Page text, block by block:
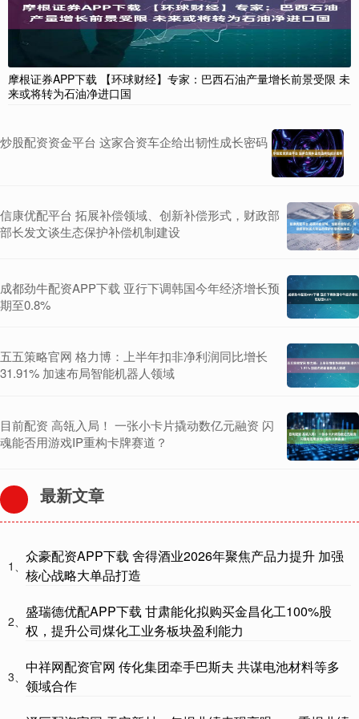
摩根证券APP下载 【环球财经】专家：巴西石油产量增长前景受限 未
来或将转为石油净进口国
炒股配资资金平台 这家合资车企给出韧性成长密码
信康优配平台 拓展补偿领域、创新补偿形式，财政部
部长发文谈生态保护补偿机制建设
成都劲牛配资APP下载 亚行下调韩国今年经济增长预
期至0.8%
五五策略官网 格力博：上半年扣非净利润同比增长
31.91% 加速布局智能机器人领域
目前配资 高瓴入局！ 一张小卡片撬动数亿元融资 闪
魂能否用游戏IP重构卡牌赛道？
最新文章
1、
众豪配资APP下载 舍得酒业2026年聚焦产品力提升 加强
核心战略大单品打造
2、
盛瑞德优配APP下载 甘肃能化拟购买金昌化工100%股
权，提升公司煤化工业务板块盈利能力
3、
中祥网配资官网 传化集团牵手巴斯夫 共谋电池材料等多
领域合作